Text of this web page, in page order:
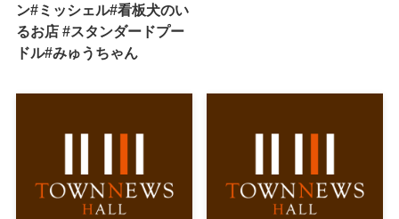
ン#ミッシェル#看板犬のい
るお店 #スタンダードプー
ドル#みゅうちゃん